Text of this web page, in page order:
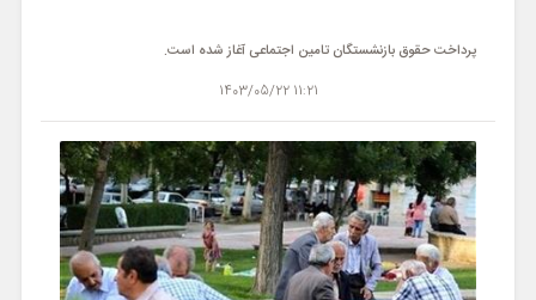
پرداخت حقوق بازنشستگان تامین اجتماعی آغاز شده است.
11:21 1403/05/22